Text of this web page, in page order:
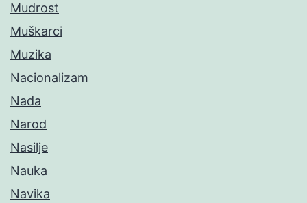
Mudrost
Muškarci
Muzika
Nacionalizam
Nada
Narod
Nasilje
Nauka
Navika